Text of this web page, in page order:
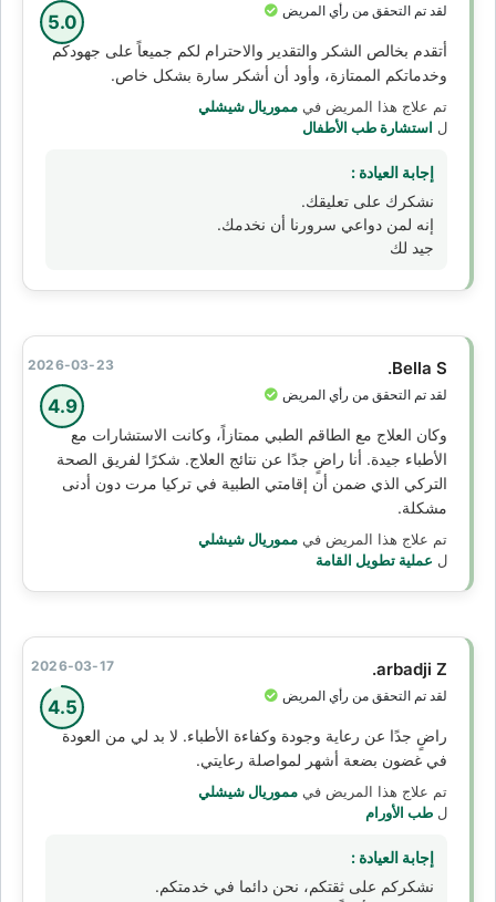
5.0
لقد تم التحقق من رأي المريض
أتقدم بخالص الشكر والتقدير والاحترام لكم جميعاً على جهودكم
وخدماتكم الممتازة، وأود أن أشكر سارة بشكل خاص.
تم علاج هذا المريض في مموريال شيشلي
ل استشارة طب الأطفال
إجابة العيادة :
نشكرك على تعليقك.
إنه لمن دواعي سرورنا أن نخدمك.
جيد لك
4.9
Bella S.
لقد تم التحقق من رأي المريض
2026-03-23
وكان العلاج مع الطاقم الطبي ممتازاً، وكانت الاستشارات مع
الأطباء جيدة. أنا راضٍ جدًا عن نتائج العلاج. شكرًا لفريق الصحة
التركي الذي ضمن أن إقامتي الطبية في تركيا مرت دون أدنى
مشكلة.
تم علاج هذا المريض في مموريال شيشلي
ل عملية تطويل القامة
4.5
arbadji Z.
لقد تم التحقق من رأي المريض
2026-03-17
راضٍ جدًا عن رعاية وجودة وكفاءة الأطباء. لا بد لي من العودة
في غضون بضعة أشهر لمواصلة رعايتي.
تم علاج هذا المريض في مموريال شيشلي
ل طب الأورام
إجابة العيادة :
نشكركم على ثقتكم، نحن دائما في خدمتكم.